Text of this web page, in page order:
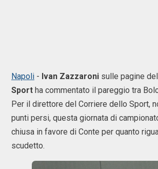
Napoli - Ivan Zazzaroni sulle pagine del
Sport ha commentato il pareggio tra
Per il direttore del Corriere dello Sport,
punti persi, questa giornata di
chiusa in favore di Conte per quanto
scudetto.